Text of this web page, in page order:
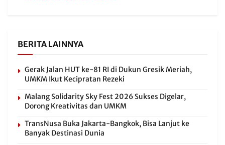
BERITA LAINNYA
Gerak Jalan HUT ke-81 RI di Dukun Gresik Meriah,
UMKM Ikut Kecipratan Rezeki
Malang Solidarity Sky Fest 2026 Sukses Digelar,
Dorong Kreativitas dan UMKM
TransNusa Buka Jakarta-Bangkok, Bisa Lanjut ke
Banyak Destinasi Dunia